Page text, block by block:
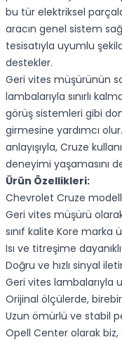
bu tür elektriksel
aracın genel sistem
tesisatıyla uyumlu
destekler.
Geri vites müşürünün
lambalarıyla sınırlı
görüş sistemleri gibi
girmesine yardımcı
anlayışıyla, Cruze
deneyimi yaşamasını
Ürün Özellikleri:
Chevrolet Cruze
Geri vites müşürü
sınıf kalite Kore marka
Isı ve titreşime
Doğru ve hızlı sinyal
Geri vites lambalarıyla
Orijinal ölçülerde,
Uzun ömürlü ve stabil
Opell Center olarak